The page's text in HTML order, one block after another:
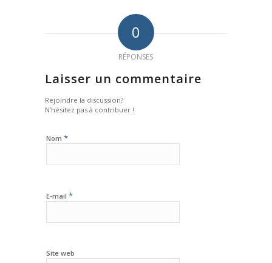
0
RÉPONSES
Laisser un commentaire
Rejoindre la discussion?
N’hésitez pas à contribuer !
Nom *
E-mail *
Site web